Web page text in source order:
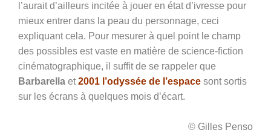
l’aurait d’ailleurs incitée à jouer en état d’ivresse pour
mieux entrer dans la peau du personnage, ceci
expliquant cela. Pour mesurer à quel point le champ
des possibles est vaste en matière de science-fiction
cinématographique, il suffit de se rappeler que
Barbarella et2001 l’odyssée de l’espace sont sortis
sur les écrans à quelques mois d’écart.
© Gilles Penso